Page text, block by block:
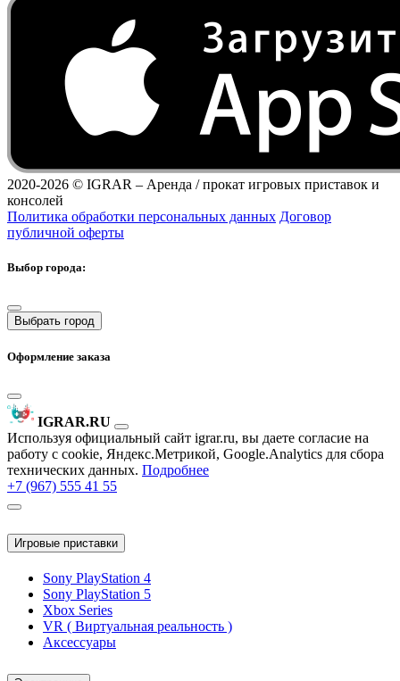
2020-2026 © IGRAR – Аренда / прокат игровых приставок и
консолей
Политика обработки персональных данных Договор
публичной оферты
Выбор города:
Выбрать город
Оформление заказа
IGRAR.RU
Используя официальный сайт igrar.ru, вы даете согласие на
работу с cookie, Яндекс.Метрикой, Google.Analytics для сбора
технических данных. Подробнее
+7 (967) 555 41 55
Игровые приставки
Sony PlayStation 4
Sony PlayStation 5
Xbox Series
VR ( Виртуальная реальность )
Аксессуары